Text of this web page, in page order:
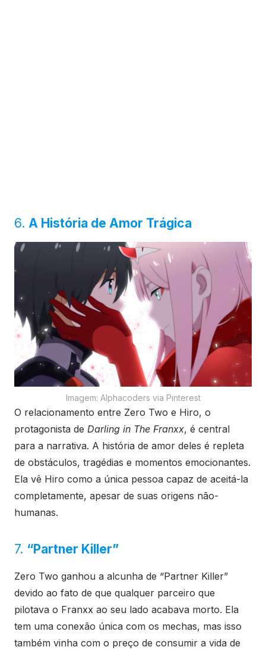
6. A História de Amor Trágica
Imagem: Alphacoders via Pinterest
O relacionamento entre Zero Two e Hiro, o
protagonista de Darling in The Franxx, é central
para a narrativa. A história de amor deles é repleta
de obstáculos, tragédias e momentos emocionantes.
Ela vê Hiro como a única pessoa capaz de aceitá-la
completamente, apesar de suas origens não-
humanas.
7. “Partner Killer”
Zero Two ganhou a alcunha de “Partner Killer”
devido ao fato de que qualquer parceiro que
pilotava o Franxx ao seu lado acabava morto. Ela
tem uma conexão única com os mechas, mas isso
também vinha com o preço de consumir a vida de